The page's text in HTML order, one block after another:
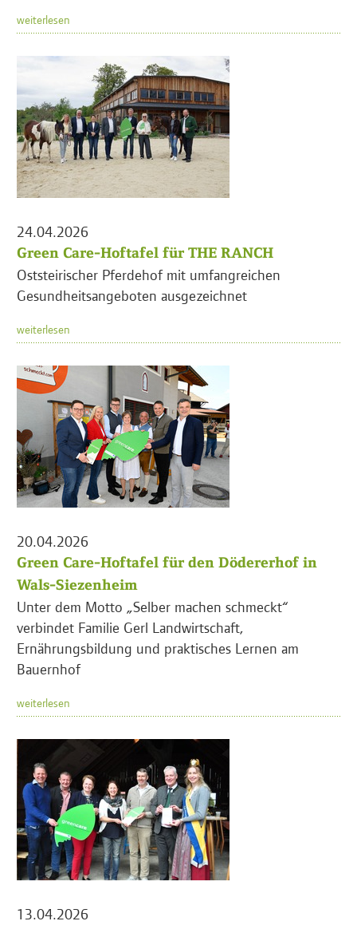
weiterlesen
24.04.2026
Green Care-Hoftafel für THE RANCH
Oststeirischer Pferdehof mit umfangreichen
Gesundheitsangeboten ausgezeichnet
weiterlesen
20.04.2026
Green Care-Hoftafel für den Dödererhof in
Wals-Siezenheim
Unter dem Motto „Selber machen schmeckt“
verbindet Familie Gerl Landwirtschaft,
Ernährungsbildung und praktisches Lernen am
Bauernhof
weiterlesen
13.04.2026